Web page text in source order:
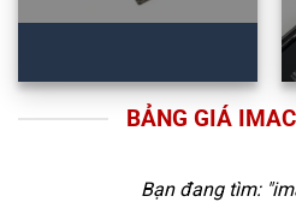
BẢNG GIÁ
Bạn đang tìm: "